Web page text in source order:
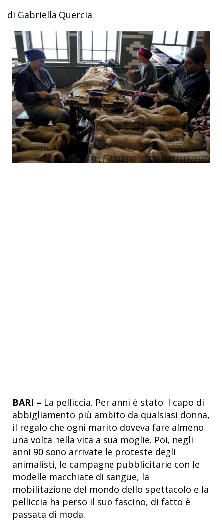
di Gabriella Quercia
BARI – La pelliccia. Per anni è stato il capo di
abbigliamento più ambito da qualsiasi donna,
il regalo che ogni marito doveva fare almeno
una volta nella vita a sua moglie. Poi, negli
anni 90 sono arrivate le proteste degli
animalisti, le campagne pubblicitarie con le
modelle macchiate di sangue, la
mobilitazione del mondo dello spettacolo e la
pelliccia ha perso il suo fascino, di fatto è
passata di moda.